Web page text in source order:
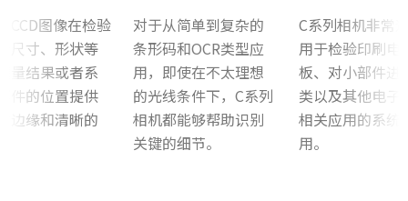
接口
Mini Camera Link接口 (PoCL)
感光芯片
感光芯片名
CAD file - C Series 140-200 MCL-PMCL
Camera Selection Guide - Chinese
CCD图像在检验
尺寸、形状等
量结果或者系
件的位置提供
边缘和清晰的
对于从简单到复杂的
条形码和OCR类型应
用，即使在不太理想
的光线条件下，C系列
相机都能够帮助识别
关键的细节。
C系列相机非常
用于检验印刷电
板、对小部件进
类以及其他电子
相关应用的系统
用。